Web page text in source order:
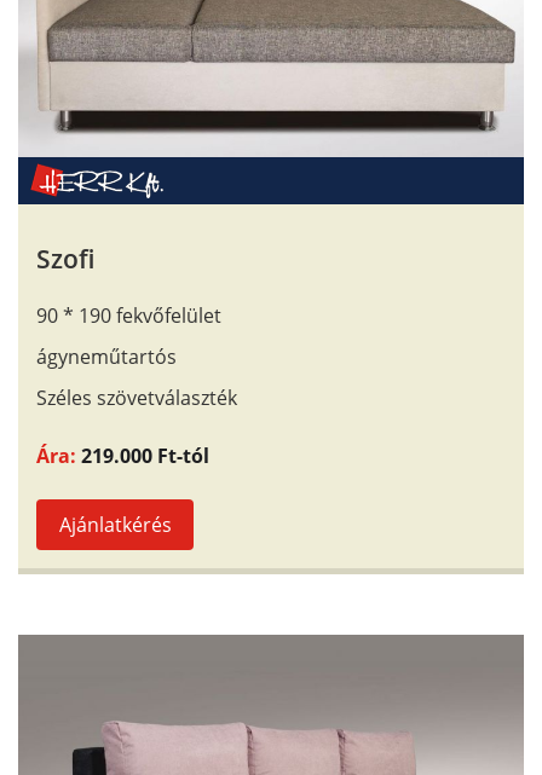
Szofi
90 * 190 fekvőfelület
ágyneműtartós
Széles szövetválaszték
Ára: 219.000 Ft-tól
Ajánlatkérés